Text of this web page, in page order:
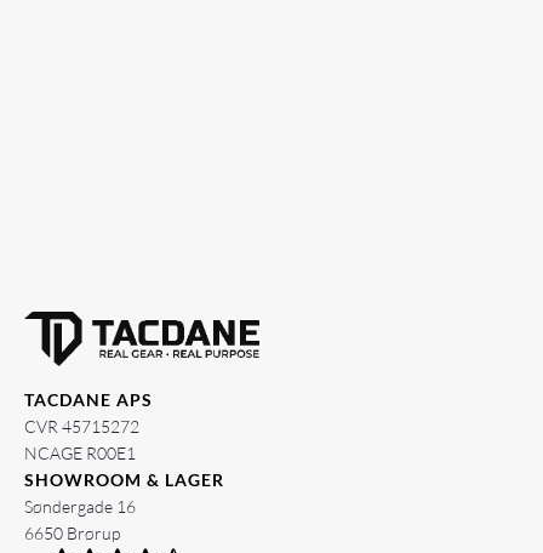
TACDANE APS
CVR 45715272
NCAGE R00E1
SHOWROOM & LAGER
Søndergade 16
6650 Brørup